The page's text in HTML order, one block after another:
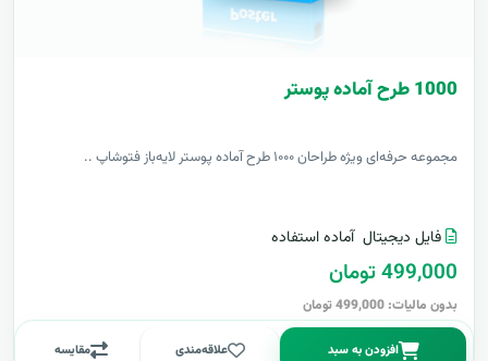
1000 طرح آماده پوستر
مجموعه حرفه‌ای ویژه طراحان ۱۰۰۰ طرح آماده پوستر لایه‌باز فتوشاپ ..
فایل دیجیتال آماده استفاده
499,000 تومان
بدون مالیات: 499,000 تومان
افزودن به سبد علاقه‌مندی مقایسه